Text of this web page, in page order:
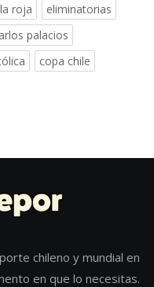
la roja
eliminatorias
palacios
copa chile
chileno y mundial en
en que lo necesitas.